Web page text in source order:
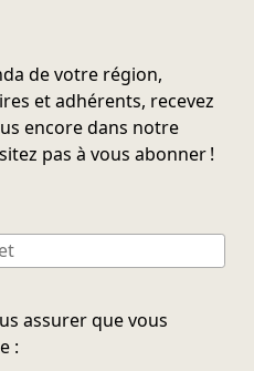
de votre région,
et adhérents, recevez
encore dans notre
pas à vous abonner !
assurer que vous
: